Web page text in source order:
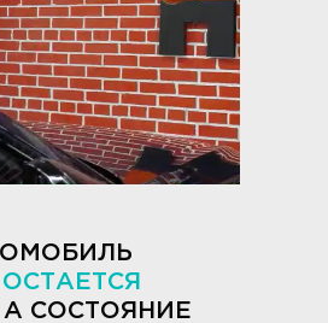
А СОСТОЯНИЕ